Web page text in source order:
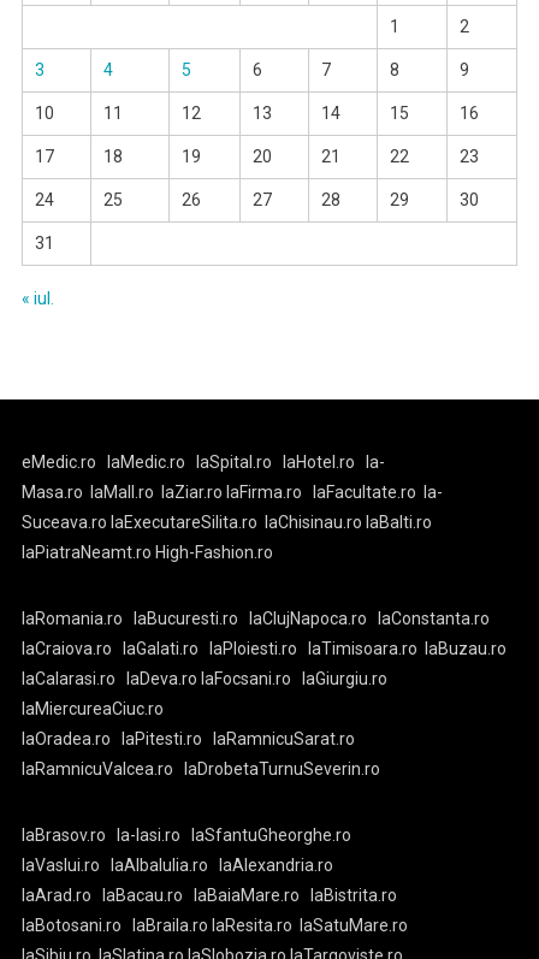
1 2
3 4 5 6 7 8 9
10 11 12 13 14 15 16
17 18 19 20 21 22 23
24 25 26 27 28 29 30
31
« iul.
eMedic.ro laMedic.ro laSpital.ro laHotel.ro
la-
Masa.ro
laMall.ro laZiar.ro laFirma.ro laFacultate.ro
la-
Suceava.ro laExecutareSilita.ro laChisinau.ro laBalti.ro
laPiatraNeamt.ro High-Fashion.ro
laRomania.ro laBucuresti.ro laClujNapoca.ro
laConstanta.ro
laCraiova.ro
laGalati.ro laPloiesti.ro laTimisoara.ro
laBuzau.ro
laCalarasi.ro
laDeva.ro laFocsani.ro
laGiurgiu.ro
laMiercureaCiuc.ro
laOradea.ro
laPitesti.ro
laRamnicuSarat.ro
laRamnicuValcea.ro
laDrobetaTurnuSeverin.ro
laBrasov.ro la-Iasi.ro
laSfantuGheorghe.ro
laVaslui.ro
laAlbaIulia.ro
laAlexandria.ro
laArad.ro
laBacau.ro laBaiaMare.ro
laBistrita.ro
laBotosani.ro
laBraila.ro laResita.ro
laSatuMare.ro